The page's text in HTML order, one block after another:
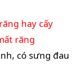
hay cấy
răng
có sưng đau